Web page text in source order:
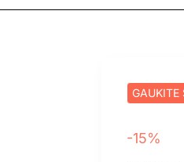
GAUKITE
-15%